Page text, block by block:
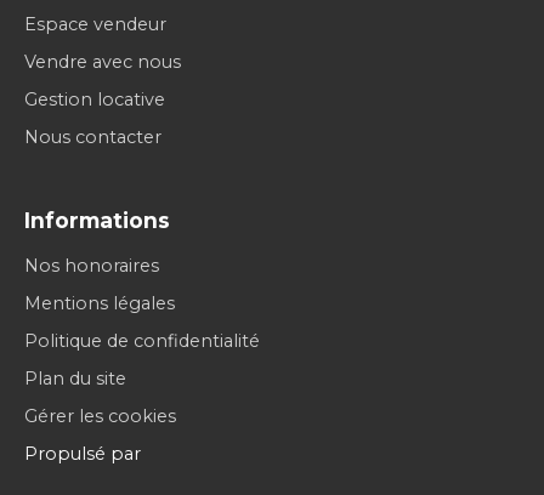
Espace vendeur
Vendre avec nous
Gestion locative
Nous contacter
Informations
Nos honoraires
Mentions légales
Politique de confidentialité
Plan du site
Gérer les cookies
Propulsé par